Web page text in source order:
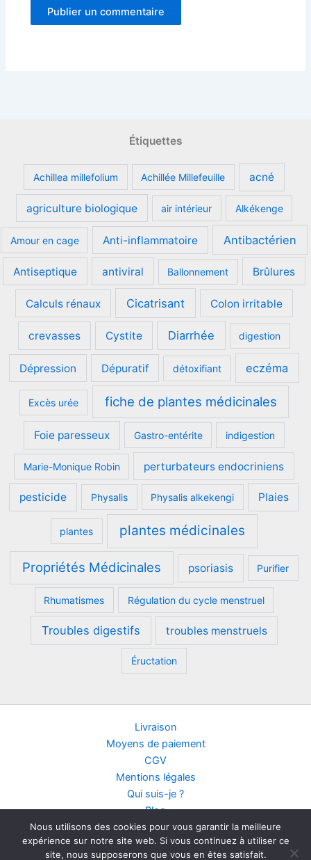
Étiquettes
Achillea millefolium Achillée Millefeuille acné
agriculture biologique air intérieur Alkékenge
Amour en cage Anti-inflammatoire Antibactérien
Antiseptique antiviral Ballonnement Brûlures
Calculs rénaux Cicatrisant Colon irritable
crevasses Cystite Diarrhée digestion
Dépression Dépuratif détoxifiant eczéma
Excès urée fiche de plantes médicinales
Foie paresseux Gastro-entérite indigestion
Marie-Monique Robin perturbateurs endocriniens
pesticide Physalis Physalis alkekengi Plaies
plantes plantes médicinales
Propriétés Médicinales psoriasis Purifier
Rhumatismes Régulation du cycle menstruel
Troubles digestifs troubles menstruels
Éructation
Livraison
Moyens de paiement
CGV
Mentions légales
Qui suis-je ?
Blog
Contact
Points de vente
Nous utilisons des cookies pour vous garantir la meilleure
expérience sur notre site web. Si vous continuez à utiliser ce
site, nous supposerons que vous en êtes satisfait.